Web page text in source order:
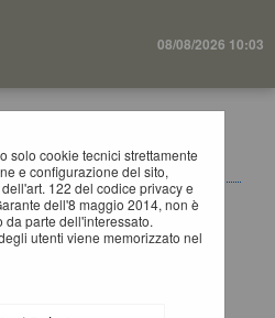
08/08/2026 10:03
solo cookie tecnici strettamente
e configurazione del sito,
122 del codice privacy e
dell'8 maggio 2014, non è
parte dell'interessato.
utenti viene memorizzato nel
2026l'accesso alla piattaforma
SSO (Single-Sign ON),
/ CIE / EIDAS. Per maggiori
qui disponibile.